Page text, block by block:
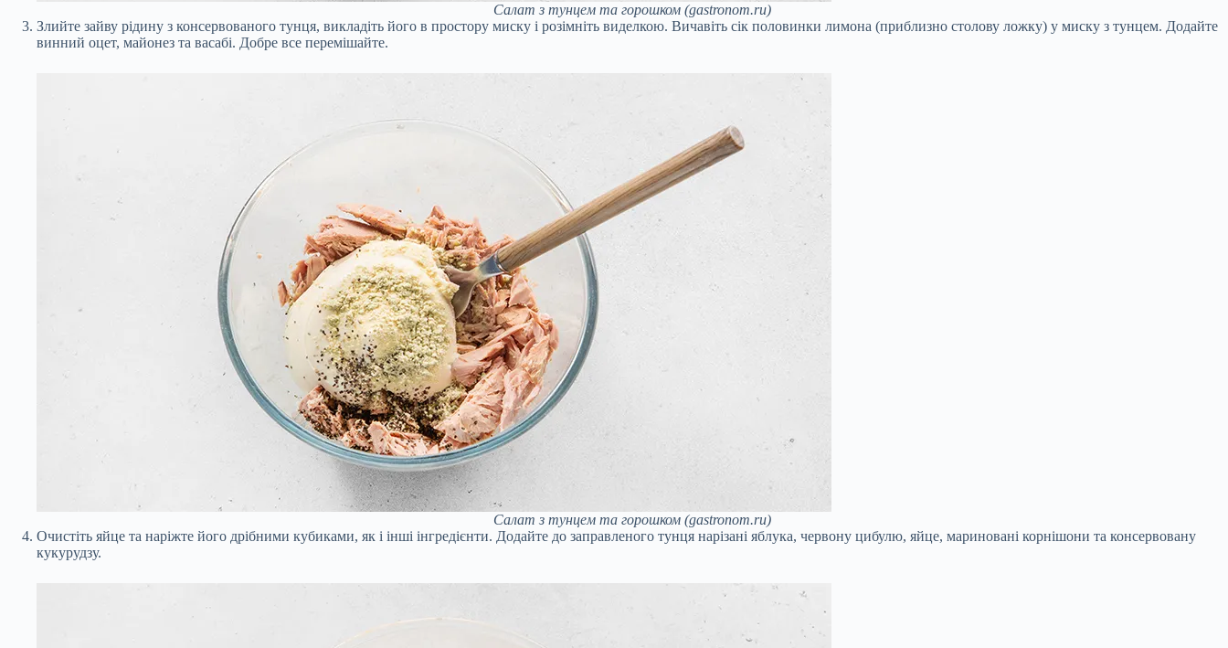
Салат з тунцем та горошком (gastronom.ru)
Злийте зайву рідину з консервованого тунця, викладіть його в простору миску і розімніть виделкою. Вичавіть сік половинки лимона (приблизно столову ложку) у миску з тунцем. Додайте
винний оцет, майонез та васабі. Добре все перемішайте.
Салат з тунцем та горошком (gastronom.ru)
Очистіть яйце та наріжте його дрібними кубиками, як і інші інгредієнти. Додайте до заправленого тунця нарізані яблука, червону цибулю, яйце, мариновані корнішони та консервовану
кукурудзу.